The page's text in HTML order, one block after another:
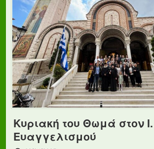
Κυριακή του Θωμά στον
Ευαγγελισμού